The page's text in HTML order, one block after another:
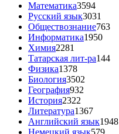
Математика3594
Русский язык3031
Обществознание763
Информатика1950
Химия2281
Татарская лит-ра144
Физика1378
Биология3502
География932
История2322
Литература1367
Английский язык1948